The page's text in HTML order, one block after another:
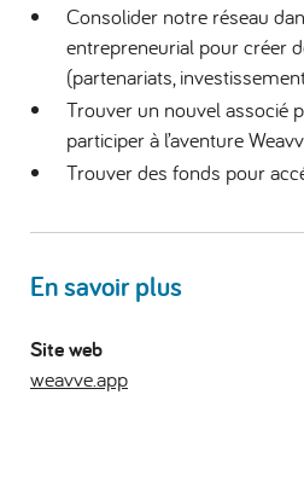
Consolider notre réseau
entrepreneurial pour créer
(partenariats,
Trouver un nouvel associé
participer à l’aventure
Trouver des fonds pour
En savoir plus
Site web
weavve.app